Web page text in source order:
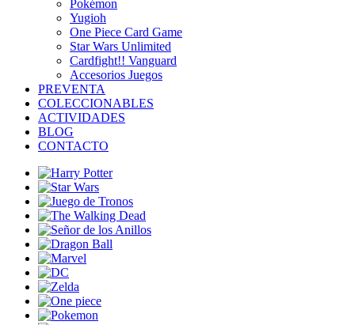
Pokémon
Yugioh
One Piece Card Game
Star Wars Unlimited
Cardfight!! Vanguard
Accesorios Juegos
PREVENTA
COLECCIONABLES
ACTIVIDADES
BLOG
CONTACTO